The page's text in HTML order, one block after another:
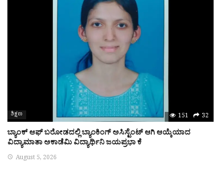
ಶಿಕ್ಷಣ 151 32
ಬ್ಯಾಂಕ್ ಆಫ್ ಬರೋಡದಲ್ಲಿ ಬ್ಯಾಂಕಿಂಗ್ ಅಸಿಸ್ಟೆಂಟ್ ಆಗಿ ಆಯ್ಕೆಯಾದ
ವಿದ್ಯಾಮಾತಾ ಅಕಾಡೆಮಿ ವಿದ್ಯಾರ್ಥಿನಿ ಜಯಪ್ರಭಾ ಕೆ
August 5, 2026